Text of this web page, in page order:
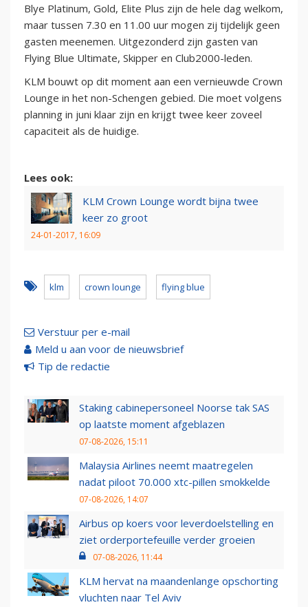
Blye Platinum, Gold, Elite Plus zijn de hele dag welkom,
maar tussen 7.30 en 11.00 uur mogen zij tijdelijk geen
gasten meenemen. Uitgezonderd zijn gasten van
Flying Blue Ultimate, Skipper en Club2000-leden.
KLM bouwt op dit moment aan een vernieuwde Crown
Lounge in het non-Schengen gebied. Die moet volgens
planning in juni klaar zijn en krijgt twee keer zoveel
capaciteit als de huidige.
Lees ook:
KLM Crown Lounge wordt bijna twee
keer zo groot
24-01-2017, 16:09
klm crown lounge flying blue
Verstuur per e-mail
Meld u aan voor de nieuwsbrief
Tip de redactie
Staking cabinepersoneel Noorse tak SAS
op laatste moment afgeblazen
07-08-2026, 15:11
Malaysia Airlines neemt maatregelen
nadat piloot 70.000 xtc-pillen smokkelde
07-08-2026, 14:07
Airbus op koers voor leverdoelstelling en
ziet orderportefeuille verder groeien
07-08-2026, 11:44
KLM hervat na maandenlange opschorting
vluchten naar Tel Aviv